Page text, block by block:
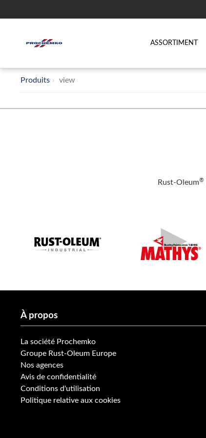
ASSORTIMENT
Produits view
Rust-Oleum®
À propos
La société Prochemko
Groupe Rust-Oleum Europe
Nos agences
Avis de confidentialité
Conditions d'utilisation
Politique relative aux cookies